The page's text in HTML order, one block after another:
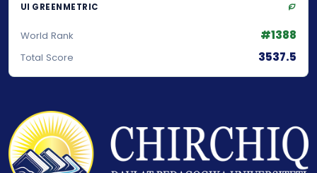
UI GREENMETRIC
World Rank #1388
Total Score 3537.5